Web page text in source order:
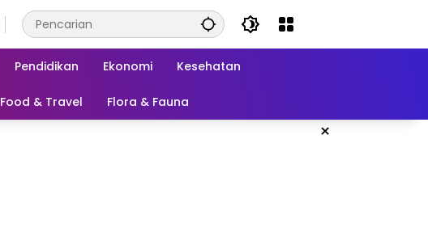
Pendidikan Ekonomi Kesehatan
Food & Travel Flora & Fauna
×